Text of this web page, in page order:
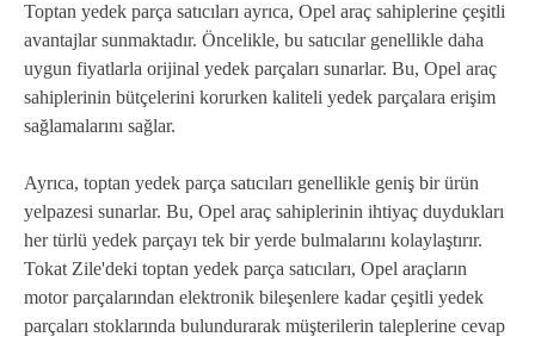
Toptan yedek parça satıcıları ayrıca, Opel araç sahiplerine çeşitli
avantajlar sunmaktadır. Öncelikle, bu satıcılar genellikle daha
uygun fiyatlarla orijinal yedek parçaları sunarlar. Bu, Opel araç
sahiplerinin bütçelerini korurken kaliteli yedek parçalara erişim
sağlamalarını sağlar.
Ayrıca, toptan yedek parça satıcıları genellikle geniş bir ürün
yelpazesi sunarlar. Bu, Opel araç sahiplerinin ihtiyaç duydukları
her türlü yedek parçayı tek bir yerde bulmalarını kolaylaştırır.
Tokat Zile'deki toptan yedek parça satıcıları, Opel araçların
motor parçalarından elektronik bileşenlere kadar çeşitli yedek
parçaları stoklarında bulundurarak müşterilerin taleplerine cevap